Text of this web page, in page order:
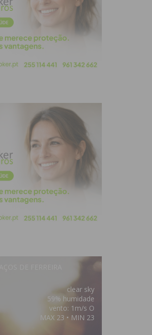
clear sky
59% humidade
vento: 1m/s O
MAX 23 • MIN 23